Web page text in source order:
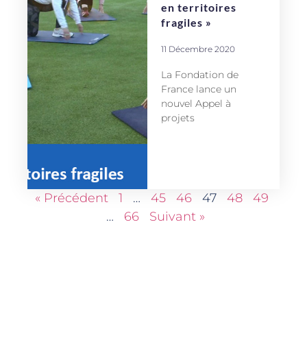
en territoires
fragiles »
11 Décembre 2020
La Fondation de
France lance un
nouvel Appel à
projets
« Précédent 1 … 45 46 47 48
49
…
66 Suivant »